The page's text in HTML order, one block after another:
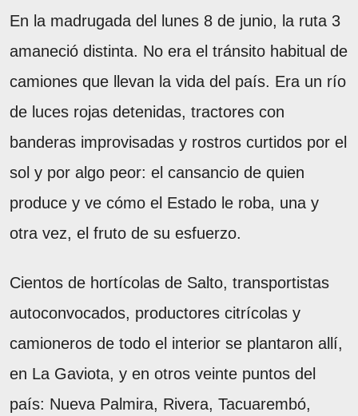
En la madrugada del lunes 8 de junio, la ruta 3
amaneció distinta. No era el tránsito habitual de
camiones que llevan la vida del país. Era un río
de luces rojas detenidas, tractores con
banderas improvisadas y rostros curtidos por el
sol y por algo peor: el cansancio de quien
produce y ve cómo el Estado le roba, una y
otra vez, el fruto de su esfuerzo.
Cientos de hortícolas de Salto, transportistas
autoconvocados, productores citrícolas y
camioneros de todo el interior se plantaron allí,
en La Gaviota, y en otros veinte puntos del
país: Nueva Palmira, Rivera, Tacuarembó,